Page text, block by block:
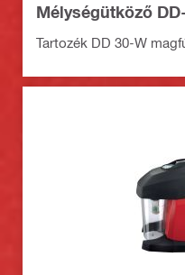
Mélységütköző
Tartozék DD 30-W